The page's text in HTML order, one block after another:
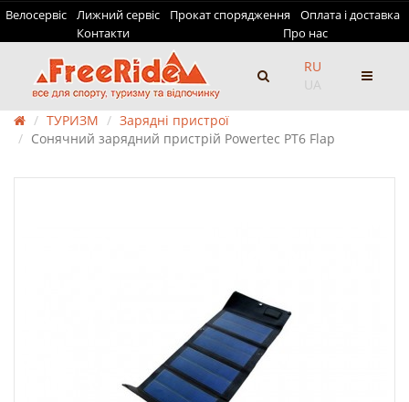
Велосервіс Лижний сервіс Прокат спорядження
Оплата і доставка
Контакти
Про нас
RU
UA
ТУРИЗМ
Зарядні пристрої
Сонячний зарядний пристрій Powertec PT6 Flap